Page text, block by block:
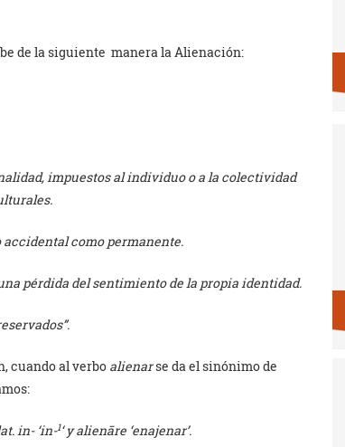
de la siguiente manera la Alienación:
impuestos al individuo o a la colectividad
como permanente.
pérdida del sentimiento de la propia identidad.
cuando al verbo alienarse da el sinónimo de
in- ‘in-1‘ yalienāre ‘enajenar’.